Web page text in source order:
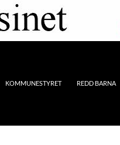
KOMMUNESTYRET REDD BARNA